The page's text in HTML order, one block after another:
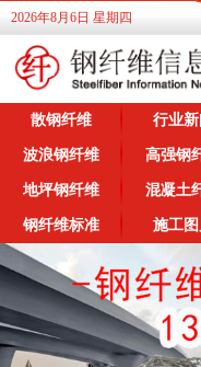
2026年8月6日 星期四
钢纤维信息网为广大客户提供
散钢纤维 行业新
波浪钢纤维 高强钢
地坪钢纤维 混凝土
钢纤维标准 施工